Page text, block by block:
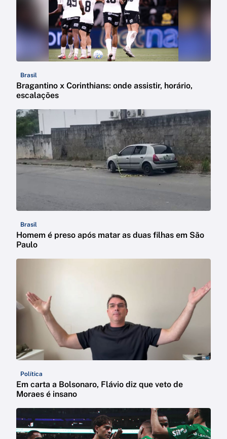
Brasil
Bragantino x Corinthians: onde assistir, horário,
escalações
Brasil
Homem é preso após matar as duas filhas em São
Paulo
Política
Em carta a Bolsonaro, Flávio diz que veto de
Moraes é insano